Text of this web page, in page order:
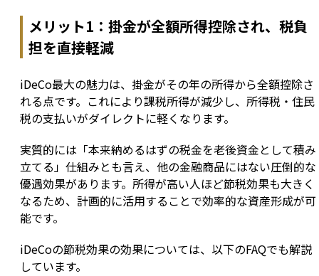
メリット1：掛金が全額所得控除され、税負
担を直接軽減
iDeCo最大の魅力は、掛金がその年の所得から全額控除さ
れる点です。これにより課税所得が減少し、所得税・住民
税の支払いがダイレクトに軽くなります。
実質的には「本来納めるはずの税金を老後資金として積み
立てる」仕組みとも言え、他の金融商品にはない圧倒的な
優遇効果があります。所得が高い人ほど節税効果も大きく
なるため、計画的に活用することで効率的な資産形成が可
能です。
iDeCoの節税効果の効果については、以下のFAQでも解説
しています。